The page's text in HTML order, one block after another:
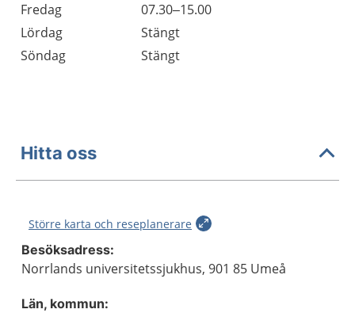
Fredag
07.30–15.00
Lördag
Stängt
Söndag
Stängt
Hitta oss
Större karta och reseplanerare
Besöksadress:
Norrlands universitetssjukhus, 901 85 Umeå
Län, kommun: